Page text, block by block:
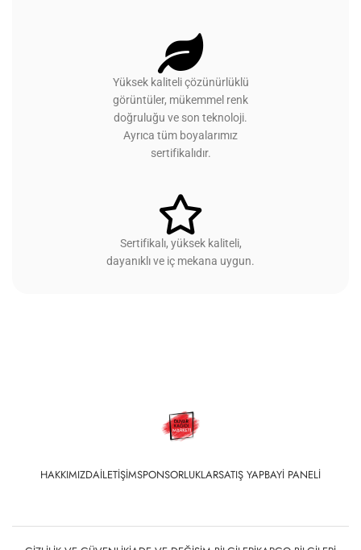
Yüksek kaliteli çözünürlüklü
görüntüler, mükemmel renk
doğruluğu ve son teknoloji.
Ayrıca tüm boyalarımız
sertifikalıdır.
Sertifikalı, yüksek kaliteli,
dayanıklı ve iç mekana uygun.
HAKKIMIZDAİLETIŞIMSPONSORLUKLARSATIŞ YAPBAYI PANELI